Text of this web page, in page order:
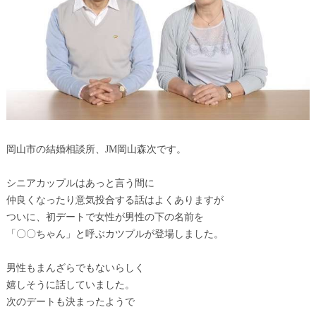
岡山市の結婚相談所、JM岡山森次です。
シニアカップルはあっと言う間に
仲良くなったり意気投合する話はよくありますが
ついに、初デートで女性が男性の下の名前を
「〇〇ちゃん」と呼ぶカツプルが登場しました。
男性もまんざらでもないらしく
嬉しそうに話していました。
次のデートも決まったようで